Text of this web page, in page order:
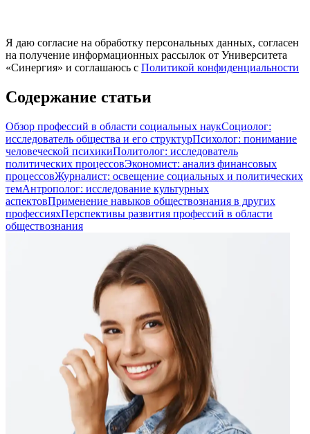
Я даю согласие на обработку персональных данных, согласен
на получение информационных рассылок от Университета
«Синергия» и соглашаюсь c Политикой конфиденциальности
Содержание статьи
Обзор профессий в области социальных наукСоциолог:
исследователь общества и его структурПсихолог: понимание
человеческой психикиПолитолог: исследователь
политических процессовЭкономист: анализ финансовых
процессовЖурналист: освещение социальных и политических
темАнтрополог: исследование культурных
аспектовПрименение навыков обществознания в других
профессияхПерспективы развития профессий в области
обществознания